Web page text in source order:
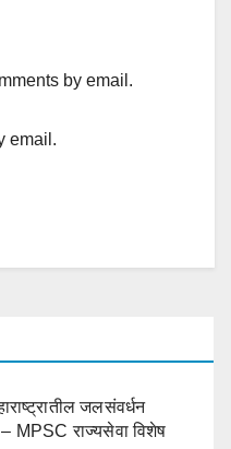
by email.
email.
जलसंवर्धन
MPSC राज्यसेवा विशेष